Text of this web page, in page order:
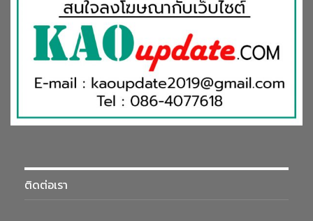
ติดต่อเรา